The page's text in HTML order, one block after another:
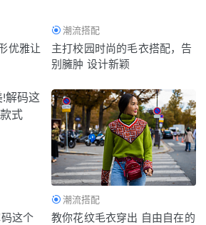
优雅让
潮流搭配
主打校园时尚的毛衣搭配，告
别臃肿 设计新颖
这个
潮流搭配
教你花纹毛衣穿出 自由自在的